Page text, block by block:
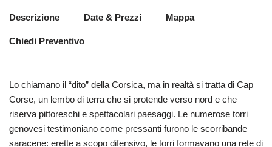
Descrizione Date & Prezzi Mappa
Chiedi Preventivo
Lo chiamano il “dito” della Corsica, ma in realtà si tratta di Cap
Corse, un lembo di terra che si protende verso nord e che
riserva pittoreschi e spettacolari paesaggi. Le numerose torri
genovesi testimoniano come pressanti furono le scorribande
saracene: erette a scopo difensivo, le torri formavano una rete di